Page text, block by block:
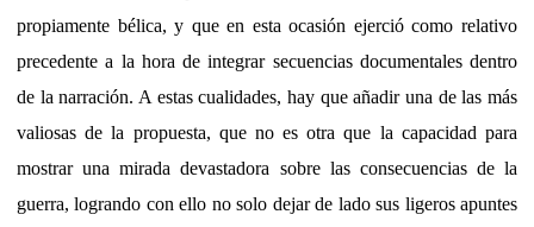
propiamente bélica, y que en esta ocasión ejerció como relativo
precedente a la hora de integrar secuencias documentales dentro
de la narración. A estas cualidades, hay que añadir una de las más
valiosas de la propuesta, que no es otra que la capacidad para
mostrar una mirada devastadora sobre las consecuencias de la
guerra, logrando con ello no solo dejar de lado sus ligeros apuntes